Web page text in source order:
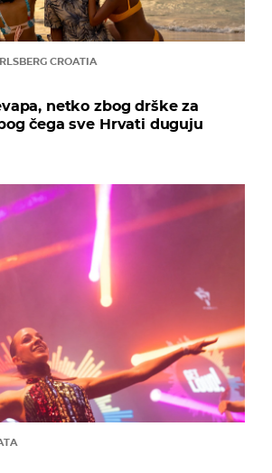
CROATIA
netko zbog drške za
čega sve Hrvati duguju